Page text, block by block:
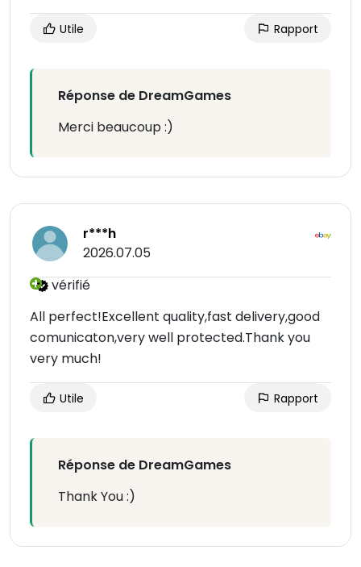
Utile Rapport
Réponse de DreamGames
Merci beaucoup :)
r***h
2026.07.05
vérifié
All perfect!Excellent quality,fast delivery,good
comunicaton,very well protected.Thank you
very much!
Utile Rapport
Réponse de DreamGames
Thank You :)